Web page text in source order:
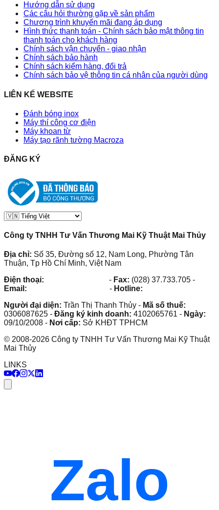
Hướng dẫn sử dụng
Các câu hỏi thường gặp về sản phẩm
Chương trình khuyến mãi đang áp dụng
Hình thức thanh toán - Chính sách bảo mật thông tin
thanh toán cho khách hàng
Chính sách vận chuyển - giao nhận
Chính sách bảo hành
Chính sách kiểm hàng, đổi trả
Chính sách bảo vệ thông tin cá nhân của người dùng
LIÊN KẾ WEBSITE
Đánh bóng inox
Máy thí công cơ điện
Máy khoan từ
Máy tạo rãnh tường Macroza
ĐĂNG KÝ
Công ty TNHH Tư Vấn Thương Mai Kỹ Thuật Mai Thủy
Địa chỉ: Số 35, Đường số 12, Nam Long, Phường Tân
Thuận, Tp Hồ Chí Minh, Việt Nam
Điện thoại:
- Fax: (028) 37.733.705 -
Email:
- Hotline:
Người đại diện: Trần Thị Thanh Thủy - Mã số thuế:
0306087625 - Đăng ký kinh doanh: 4102065761 - Ngày:
09/10/2008 - Nơi cấp: Sở KHĐT TPHCM
© 2008-2026 Công ty TNHH Tư Vấn Thương Mai Kỹ Thuật
Mai Thủy
LINKS
Zalo